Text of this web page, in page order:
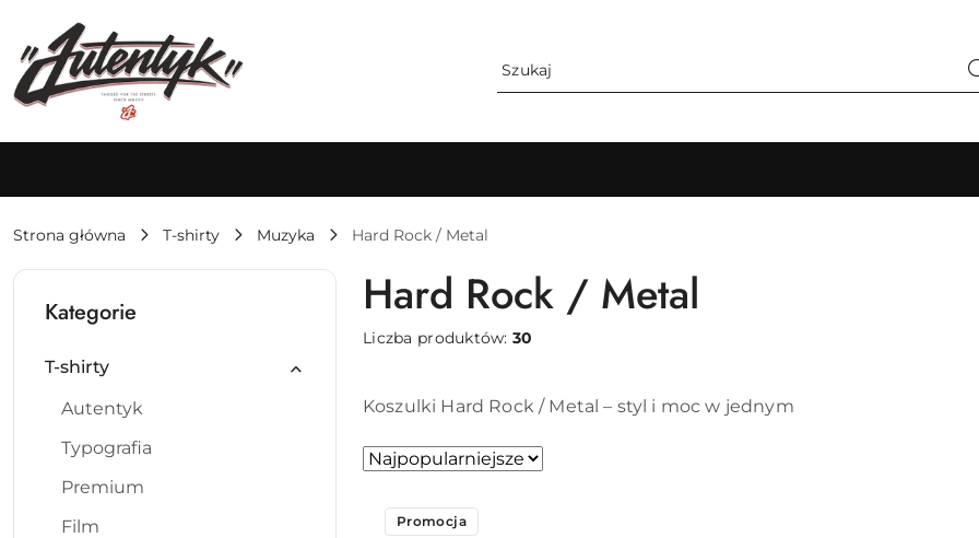
Przejdź do treści głównej
Przejdź do wyszukiwarki
Przejdź do moje konto
Przejdź do menu głównego
Przejdź do stopki
Strona główna T-shirty Muzyka Hard Rock / Metal
Kategorie
T-shirty
Autentyk
Typografia
Premium
Film
Hard Rock / Metal
Liczba produktów:30
Koszulki Hard Rock / Metal – styl i moc w jednym
Zastosowano
Najpopularniejsze.
Sortuj
Promocja